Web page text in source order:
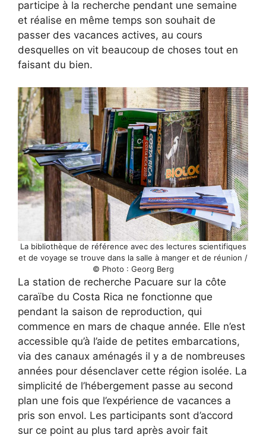
participe à la recherche pendant une semaine
et réalise en même temps son souhait de
passer des vacances actives, au cours
desquelles on vit beaucoup de choses tout en
faisant du bien.
La bibliothèque de référence avec des lectures scientifiques
et de voyage se trouve dans la salle à manger et de réunion /
© Photo : Georg Berg
La station de recherche Pacuare sur la côte
caraïbe du Costa Rica ne fonctionne que
pendant la saison de reproduction, qui
commence en mars de chaque année. Elle n’est
accessible qu’à l’aide de petites embarcations,
via des canaux aménagés il y a de nombreuses
années pour désenclaver cette région isolée. La
simplicité de l’hébergement passe au second
plan une fois que l’expérience de vacances a
pris son envol. Les participants sont d’accord
sur ce point au plus tard après avoir fait